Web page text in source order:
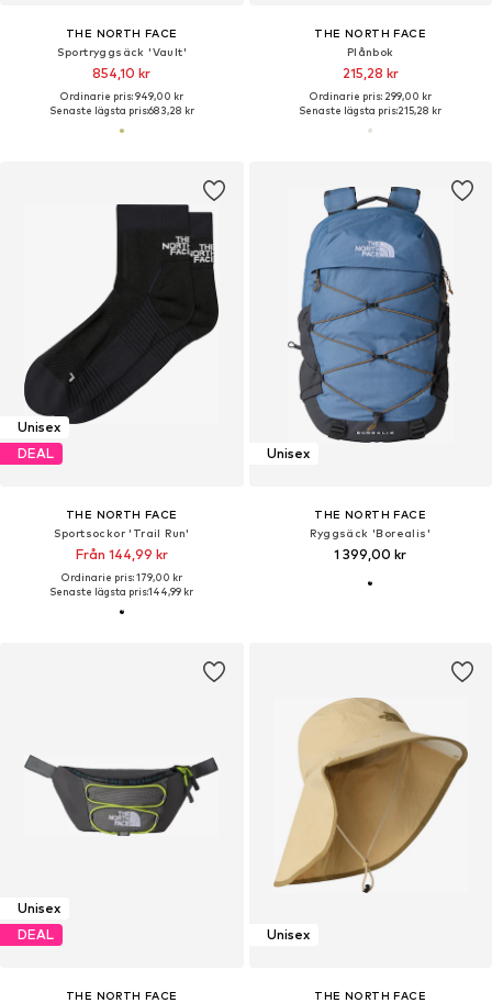
THE NORTH FACE
Sportryggsäck 'Vault'
854,10 kr
Ordinarie pris: 949,00 kr
Senaste lägsta pris:683,28 kr
THE NORTH FACE
Plånbok
215,28 kr
Ordinarie pris: 299,00 kr
Senaste lägsta pris:215,28 kr
Unisex
DEAL
THE NORTH FACE
Sportsockor 'Trail Run'
Från 144,99 kr
Ordinarie pris: 179,00 kr
Senaste lägsta pris:144,99 kr
Unisex
THE NORTH FACE
Ryggsäck 'Borealis'
1 399,00 kr
Unisex
DEAL
THE NORTH FACE
Unisex
THE NORTH FACE